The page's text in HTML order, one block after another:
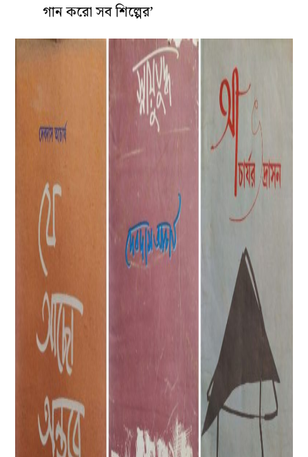
গান করো সব শিল্পের’